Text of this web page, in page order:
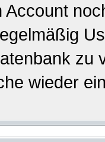
Account
zu
wieder